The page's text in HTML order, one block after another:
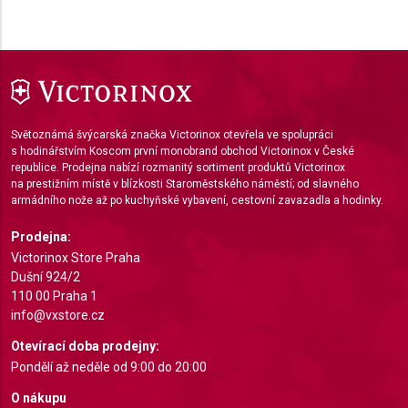
Světoznámá švýcarská značka Victorinox otevřela ve spolupráci
s hodinářstvím Koscom první monobrand obchod Victorinox v České
republice. Prodejna nabízí rozmanitý sortiment produktů Victorinox
na prestižním místě v blízkosti Staroměstského náměstí; od slavného
armádního nože až po kuchyňské vybavení, cestovní zavazadla a hodinky.
Prodejna:
Victorinox Store Praha
Dušní 924/2
110 00 Praha 1
info@vxstore.cz
Otevírací doba prodejny:
Pondělí až neděle od 9:00 do 20:00
O nákupu
Identify devices based on information actively
Non-IAB processing purposes:
Necessary
Functional
Advertising